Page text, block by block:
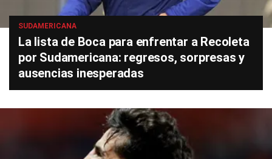
SUDAMERICANA
La lista de Boca para enfrentar a Recoleta
por Sudamericana: regresos, sorpresas y
ausencias inesperadas